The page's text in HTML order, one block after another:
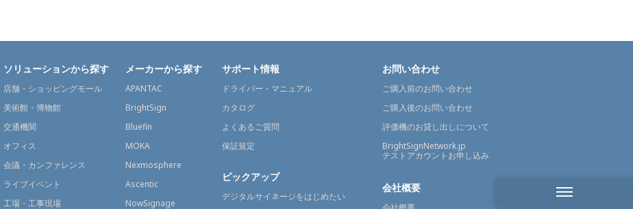
ソリューションから探す
店舗・ショッピングモール
美術館・博物館
交通機関
オフィス
会議・カンファレンス
ライブイベント
工場・工事現場
メーカーから探す
APANTAC
BrightSign
Bluefin
MOKA
Nexmosphere
Ascentic
NowSignage
サポート情報
ドライバー・マニュアル
カタログ
よくあるご質問
保証規定
ピックアップ
デジタルサイネージをはじめたい
お問い合わせ
ご購入前のお問い合わせ
ご購入後のお問い合わせ
評価機のお貸し出しについて
BrightSignNetwork.jp
テストアカウントお申し込み
会社概要